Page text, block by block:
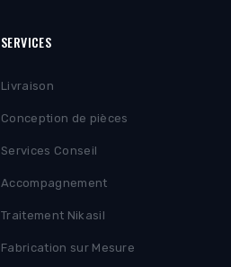
SERVICES
Livraison
Conception de pièces
Services Conseil
Accompagnement
Traitement Nikasil
Fabrication sur Mesure